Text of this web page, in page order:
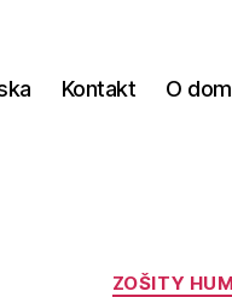
Kontakt O
ZOŠITY